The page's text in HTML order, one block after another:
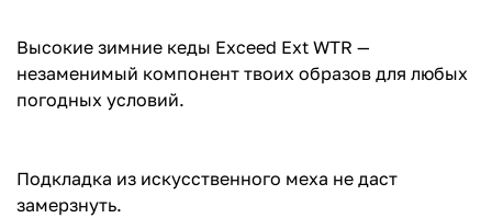
Высокие зимние кеды Exceed Ext WTR —
незаменимый компонент твоих образов для любых
погодных условий.
Подкладка из искусственного меха не даст
замерзнуть.